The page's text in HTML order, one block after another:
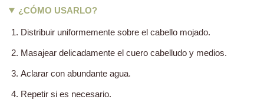
¿CÓMO USARLO?
Distribuir uniformemente sobre el cabello mojado.
Masajear delicadamente el cuero cabelludo y medios.
Aclarar con abundante agua.
Repetir si es necesario.